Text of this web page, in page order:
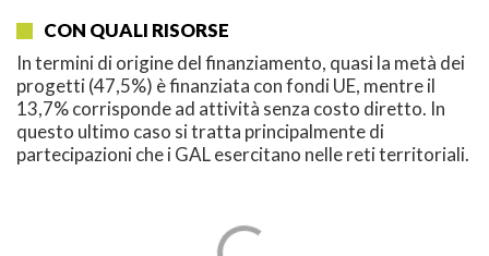
CON QUALI RISORSE
In termini di origine del finanziamento, quasi la metà dei
progetti (47,5%) è finanziata con fondi UE, mentre il
13,7% corrisponde ad attività senza costo diretto. In
questo ultimo caso si tratta principalmente di
partecipazioni che i GAL esercitano nelle reti territoriali.